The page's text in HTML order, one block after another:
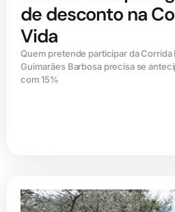
de desconto na
Vida
Quem pretende participar da Corrida
Guimarães Barbosa precisa se
com 15%